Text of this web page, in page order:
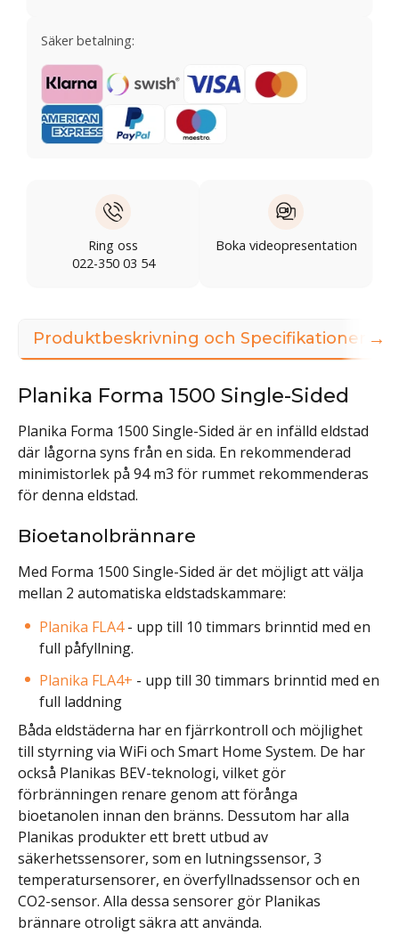
Säker betalning:
Ring oss
022-350 03 54
Boka videopresentation
Produktbeskrivning och Specifikationer
Planika Forma 1500 Single-Sided
Planika Forma 1500 Single-Sided är en infälld eldstad
där lågorna syns från en sida. En rekommenderad
minimistorlek på 94 m3 för rummet rekommenderas
för denna eldstad.
Bioetanolbrännare
Med Forma 1500 Single-Sided är det möjligt att välja
mellan 2 automatiska eldstadskammare:
Planika FLA4- upp till 10 timmars brinntid med en
full påfyllning.
Planika FLA4+ - upp till 30 timmars brinntid med en
full laddning
Båda eldstäderna har en fjärrkontroll och möjlighet
till styrning via WiFi och Smart Home System. De har
också Planikas BEV-teknologi, vilket gör
förbränningen renare genom att förånga
bioetanolen innan den bränns. Dessutom har alla
Planikas produkter ett brett utbud av
säkerhetssensorer, som en lutningssensor, 3
temperatursensorer, en överfyllnadssensor och en
CO2-sensor. Alla dessa sensorer gör Planikas
brännare otroligt säkra att använda.
→